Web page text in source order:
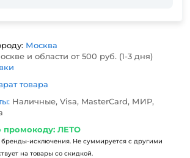
Москва
и области от 500 руб. (1-3 дня)
товара
Наличные, Visa, MasterCard, МИР,
промокоду: ЛЕТО
бренды-исключения. Не суммируется с другими
на товары со скидкой.